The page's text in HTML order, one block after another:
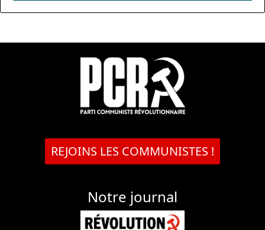
REJOINS LES COMMUNISTES !
Notre journal